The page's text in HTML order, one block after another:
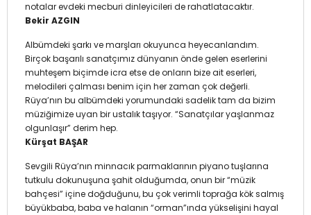
notalar evdeki mecburi dinleyicileri de rahatlatacaktır.
Bekir AZGIN
Albümdeki şarkı ve marşları okuyunca heyecanlandım.
Birçok başarılı sanatçımız dünyanın önde gelen eserlerini
muhteşem biçimde icra etse de onların bize ait eserleri,
melodileri çalması benim için her zaman çok değerli.
Rüya’nın bu albümdeki yorumundaki sadelik tam da bizim
müziğimize uyan bir ustalık taşıyor. “Sanatçılar yaşlanmaz
olgunlaşır” derim hep.
Kürşat BAŞAR
Sevgili Rüya’nın minnacık parmaklarının piyano tuşlarına
tutkulu dokunuşuna şahit olduğumda, onun bir “müzik
bahçesi” içine doğduğunu, bu çok verimli toprağa kök salmış
büyükbaba, baba ve halanın “orman”ında yükselişini hayal